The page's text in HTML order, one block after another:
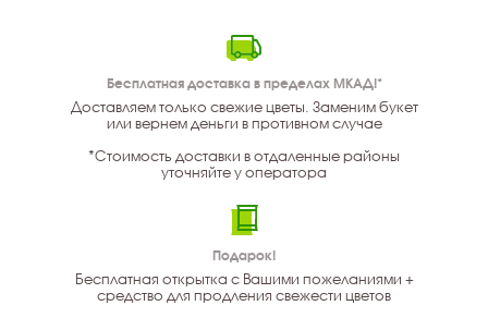
Бесплатная доставка в пределах МКАД!*
Доставляем только свежие цветы. Заменим букет
или вернем деньги в противном случае
*Стоимость доставки в отдаленные районы
уточняйте у оператора
Подарок!
Бесплатная открытка с Вашими пожеланиями +
средство для продления свежести цветов